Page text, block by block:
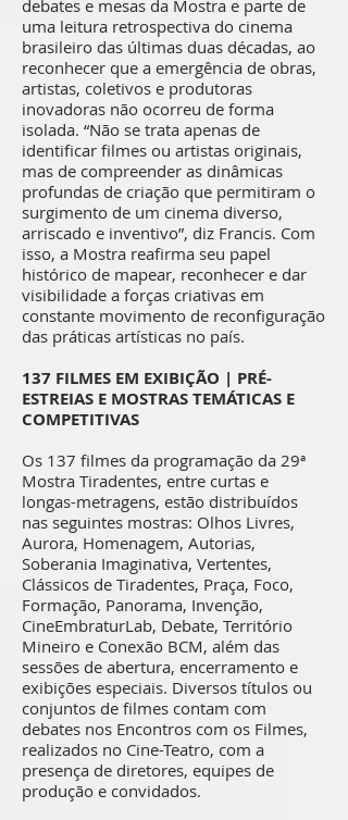
debates e mesas da Mostra e parte de
uma leitura retrospectiva do cinema
brasileiro das últimas duas décadas, ao
reconhecer que a emergência de obras,
artistas, coletivos e produtoras
inovadoras não ocorreu de forma
isolada. “Não se trata apenas de
identificar filmes ou artistas originais,
mas de compreender as dinâmicas
profundas de criação que permitiram o
surgimento de um cinema diverso,
arriscado e inventivo”, diz Francis. Com
isso, a Mostra reafirma seu papel
histórico de mapear, reconhecer e dar
visibilidade a forças criativas em
constante movimento de reconfiguração
das práticas artísticas no país.
137 FILMES EM EXIBIÇÃO | PRÉ-
ESTREIAS E MOSTRAS TEMÁTICAS E
COMPETITIVAS
Os 137 filmes da programação da 29ª
Mostra Tiradentes, entre curtas e
longas-metragens, estão distribuídos
nas seguintes mostras: Olhos Livres,
Aurora, Homenagem, Autorias,
Soberania Imaginativa, Vertentes,
Clássicos de Tiradentes, Praça, Foco,
Formação, Panorama, Invenção,
CineEmbraturLab, Debate, Território
Mineiro e Conexão BCM, além das
sessões de abertura, encerramento e
exibições especiais. Diversos títulos ou
conjuntos de filmes contam com
debates nos Encontros com os Filmes,
realizados no Cine-Teatro, com a
presença de diretores, equipes de
produção e convidados.